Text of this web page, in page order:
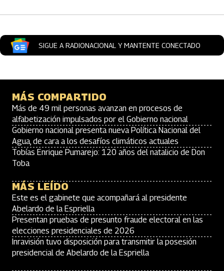
SIGUE A RADIONACIONAL Y MANTENTE CONECTADO
MÁS COMPARTIDO
Más de 49 mil personas avanzan en procesos de
alfabetización impulsados por el Gobierno nacional
Gobierno nacional presenta nueva Política Nacional del
Agua, de cara a los desafíos climáticos actuales
Tobías Enrique Pumarejo: 120 años del natalicio de Don
Toba
MÁS LEÍDO
Este es el gabinete que acompañará al presidente
Abelardo de la Espriella
Presentan pruebas de presunto fraude electoral en las
elecciones presidenciales de 2026
Inravisión tuvo disposición para transmitir la posesión
presidencial de Abelardo de la Espriella